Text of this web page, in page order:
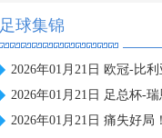
足球集锦
2026年01月21日 欧冠-比利亚雷亚尔
2026年01月21日 足总杯-瑞恩·格雷
2026年01月21日 痛失好局！那不勒斯1-